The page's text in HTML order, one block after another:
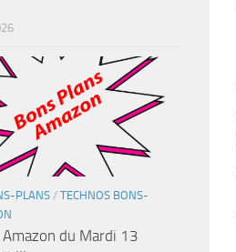
PLANS / TECHNOS BONS-
Amazon du Mardi 13